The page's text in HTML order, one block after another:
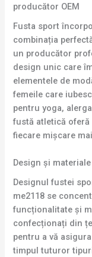
producător OEM
Fusta sport
combinația
un producător
design unic care
elementele de
femeile care
pentru yoga,
fustă atletică
fiecare mișcare
Design și materiale
Designul fustei
me2118 se
funcționalitate și
confecționați din
pentru a vă
timpul tuturor